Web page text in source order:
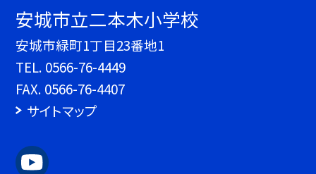
安城市立二本木小学校
安城市緑町1丁目23番地1
TEL. 0566-76-4449
FAX. 0566-76-4407
サイトマップ